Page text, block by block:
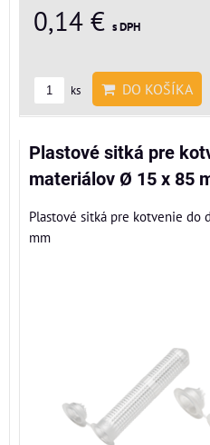
0,14 € s DPH
ks DO KOŠÍKA
Plastové sitká pre
materiálov Ø 15 x 85
Plastové sitká pre kotvenie do
mm